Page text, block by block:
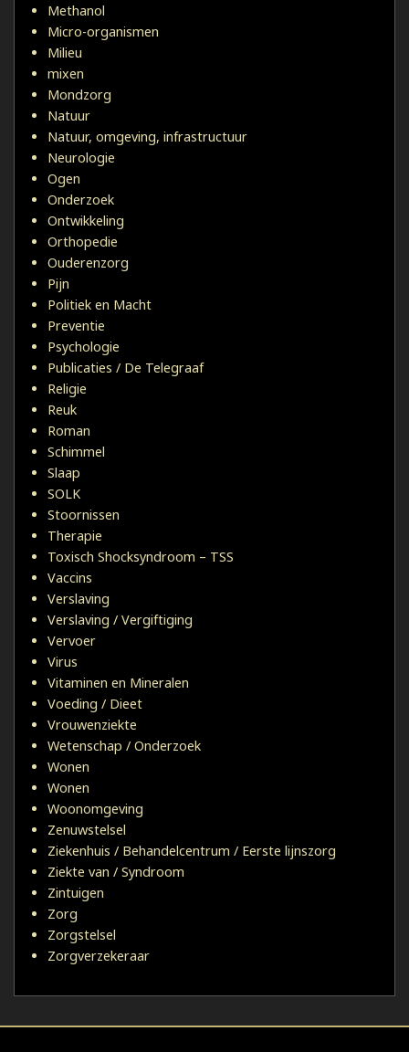
Methanol
Micro-organismen
Milieu
mixen
Mondzorg
Natuur
Natuur, omgeving, infrastructuur
Neurologie
Ogen
Onderzoek
Ontwikkeling
Orthopedie
Ouderenzorg
Pijn
Politiek en Macht
Preventie
Psychologie
Publicaties / De Telegraaf
Religie
Reuk
Roman
Schimmel
Slaap
SOLK
Stoornissen
Therapie
Toxisch Shocksyndroom – TSS
Vaccins
Verslaving
Verslaving / Vergiftiging
Vervoer
Virus
Vitaminen en Mineralen
Voeding / Dieet
Vrouwenziekte
Wetenschap / Onderzoek
Wonen
Wonen
Woonomgeving
Zenuwstelsel
Ziekenhuis / Behandelcentrum / Eerste lijnszorg
Ziekte van / Syndroom
Zintuigen
Zorg
Zorgstelsel
Zorgverzekeraar